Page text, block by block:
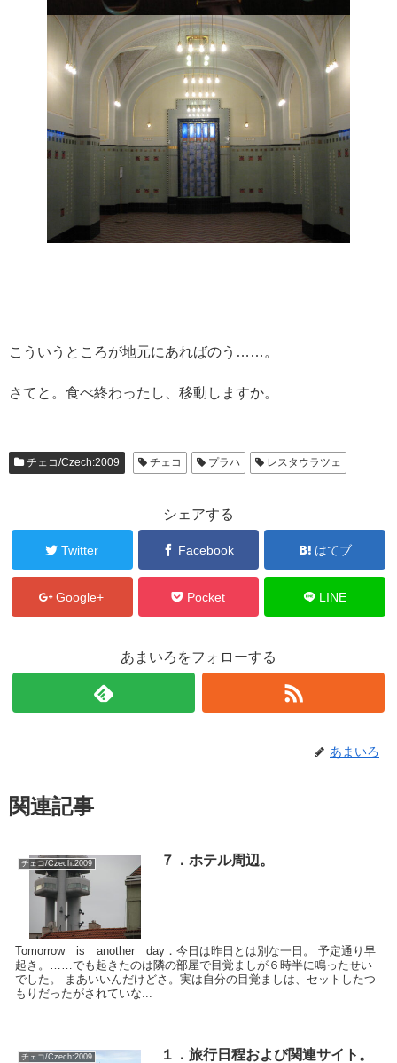
こういうところが地元にあればのう……。
さてと。食べ終わったし、移動しますか。
チェコ/Czech:2009 チェコ プラハ レスタウラツェ
シェアする
Twitter Facebook はてブ
Google+ Pocket LINE
あまいろをフォローする
あまいろ
関連記事
チェコ/Czech:2009 ７．ホテル周辺。
Tomorrow is another day．今日は昨日とは別な一日。 予定通り早
起き。……でも起きたのは隣の部屋で目覚ましが６時半に鳴ったせい
でした。 まあいいんだけどさ。実は自分の目覚ましは、セットしたつ
もりだったがされていな...
チェコ/Czech:2009 １．旅行日程および関連サイト。